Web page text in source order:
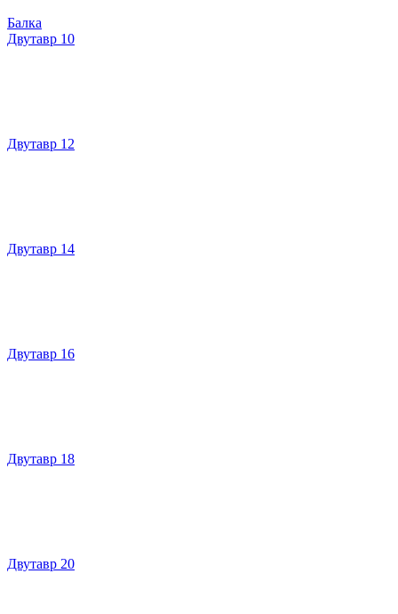
Балка
Двутавр 10
Двутавр 12
Двутавр 14
Двутавр 16
Двутавр 18
Двутавр 20